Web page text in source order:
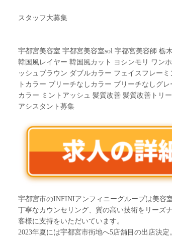
︎スタッフ大募集︎
宇都宮美容室 宇都宮美容室sol 宇都宮美容師 栃
韓国風レイヤー 韓国風カット ヨシンモリ ワン
ッシュブラウン ダブルカラー フェイスフレー
トカラー ブリーチなしカラー ブリーチなしグ
カラー ミントアッシュ 髪質改善 髪質改善トリ
アシスタント募集
宇都宮市のINFINIアンフィニーグループは美容
丁寧なカウンセリング、質の高い技術をリーズ
客様に支持をいただいています。
2023年夏には宇都宮市街地へ5店舗目の出店決